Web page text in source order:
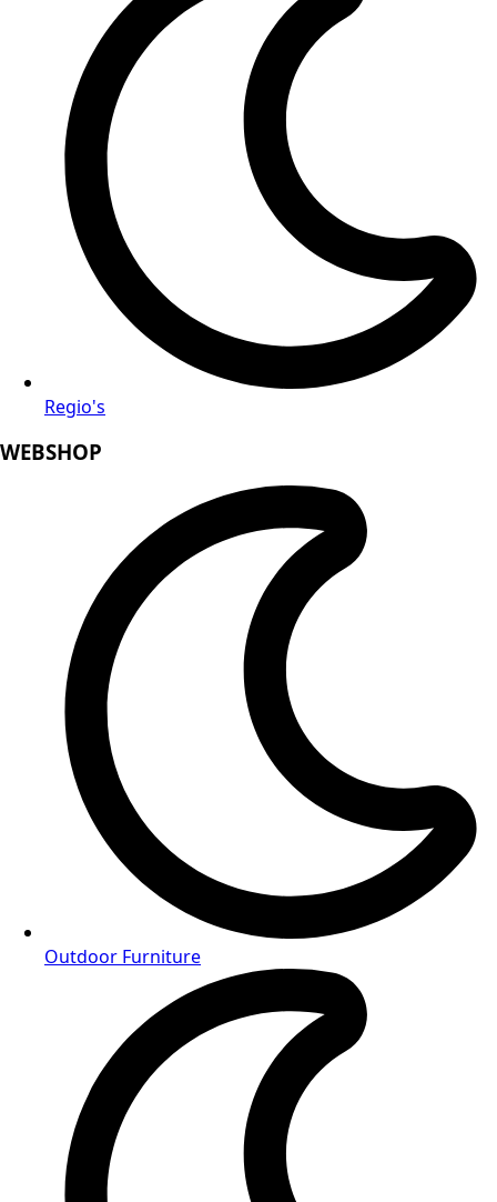
Regio's
WEBSHOP
Outdoor Furniture